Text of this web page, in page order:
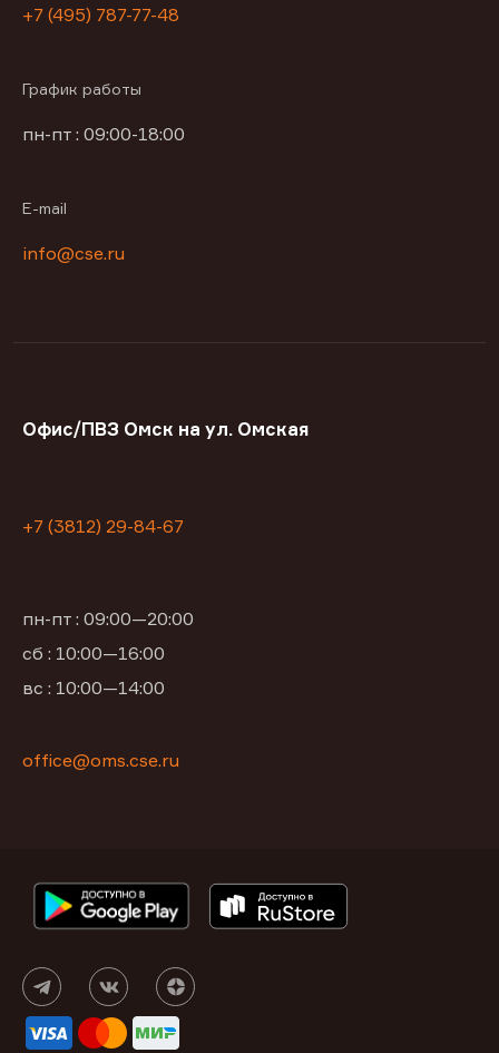
+7 (495) 787-77-48
График работы
пн-пт : 09:00-18:00
E-mail
info@cse.ru
Офис/ПВЗ Омск на ул. Омская
+7 (3812) 29-84-67
пн-пт : 09:00—20:00
сб : 10:00—16:00
вс : 10:00—14:00
office@oms.cse.ru